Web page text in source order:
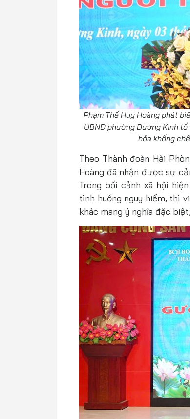
Phạm Thế Huy Hoàng phát
UBND phường Dương Kinh
hỏa khống
Theo Thành đoàn Hải
Hoàng đã nhận được sự
Trong bối cảnh xã hội
tình huống nguy hiểm, thì
khác mang ý nghĩa đặc